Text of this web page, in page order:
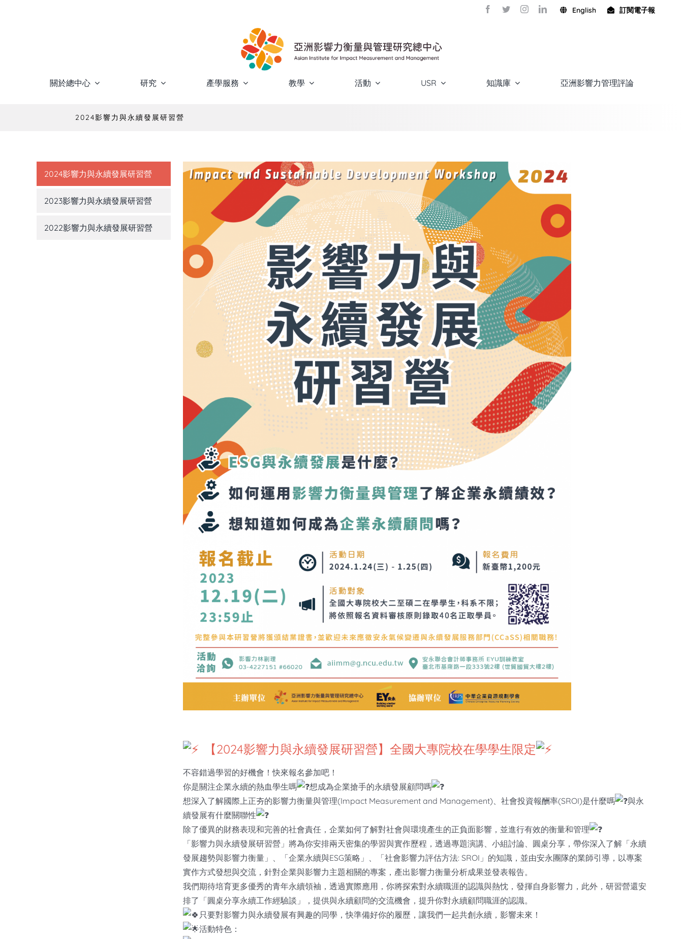
English 訂閱電子報
關於總中心 研究 產學服務 教學 活動 USR 知識庫 亞洲影響力管理評論
2024影響力與永續發展研習營
2024影響力與永續發展研習營
2023影響力與永續發展研習營
2022影響力與永續發展研習營
【2024影響力與永續發展研習營】全國大專院校在學學生限定
不容錯過學習的好機會！快來報名參加吧！
你是關注企業永續的熱血學生嗎
想成為企業搶手的永續發展顧問嗎
想深入了解國際上正夯的影響力衡量與管理(Impact Measurement and Management)、社會投資報酬率(SROI)是什麼嗎
與永
續發展有什麼關聯性
除了優異的財務表現和完善的社會責任，企業如何了解對社會與環境產生的正負面影響，並進行有效的衡量和管理
「影響力與永續發展研習營」將為你安排兩天密集的學習與實作歷程，透過專題演講、小組討論、圓桌分享，帶你深入了解「永續
發展趨勢與影響力衡量」、「企業永續與ESG策略」、「社會影響力評估方法: SROI」的知識，並由安永團隊的業師引導，以專案
實作方式發想與交流，針對企業與影響力主題相關的專案，產出影響力衡量分析成果並發表報告。
我們期待培育更多優秀的青年永續領袖，透過實際應用，你將探索對永續職涯的認識與熱忱，發揮自身影響力，此外，研習營還安
排了「圓桌分享永續工作經驗談」，提供與永續顧問的交流機會，提升你對永續顧問職涯的認識。
只要對影響力與永續發展有興趣的同學，快準備好你的履歷，讓我們一起共創永續，影響未來！
活動特色：